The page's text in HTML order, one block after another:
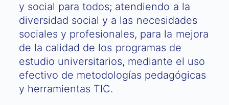
y social para todos; atendiendo a la
diversidad social y a las necesidades
sociales y profesionales, para la mejora
de la calidad de los programas de
estudio universitarios, mediante el uso
efectivo de metodologías pedagógicas
y herramientas TIC.